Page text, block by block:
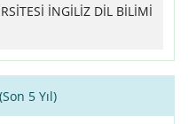
İNGİLİZ DİL BİLİMİ
5 Yıl)